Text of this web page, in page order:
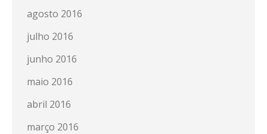
agosto 2016
julho 2016
junho 2016
maio 2016
abril 2016
março 2016